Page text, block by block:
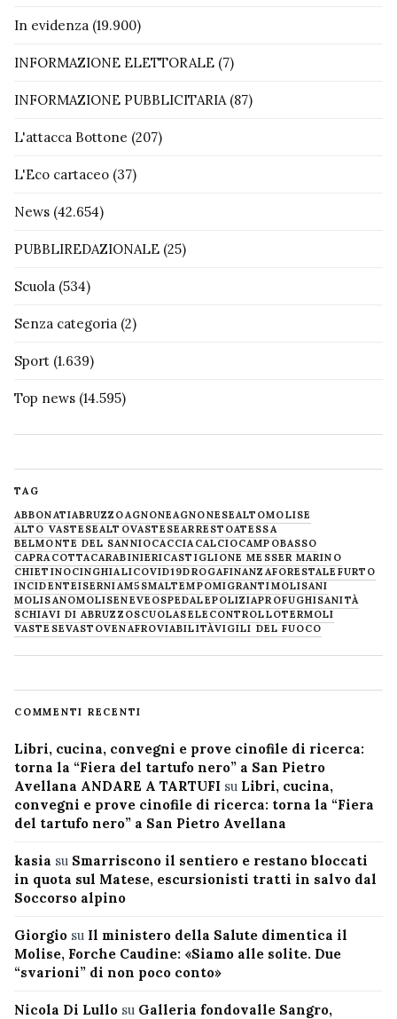
In evidenza (19.900)
INFORMAZIONE ELETTORALE (7)
INFORMAZIONE PUBBLICITARIA(87)
L'attacca Bottone (207)
L'Eco cartaceo (37)
News (42.654)
PUBBLIREDAZIONALE (25)
Scuola (534)
Senza categoria (2)
Sport (1.639)
Top news (14.595)
TAG
ABBONATIABRUZZOAGNONEAGNONESEALTOMOLISE
ALTO VASTESEALTOVASTESEARRESTOATESSA
BELMONTE DEL SANNIOCACCIACALCIOCAMPOBASSO
CAPRACOTTACARABINIERICASTIGLIONE MESSER MARINO
CHIETINOCINGHIALICOVID19DROGAFINANZAFORESTALE FURTO
INCIDENTEISERNIAM5SMALTEMPOMIGRANTIMOLISANI
MOLISANOMOLISENEVE OSPEDALEPOLIZIAPROFUGHISANITÀ
SCHIAVI DI ABRUZZOSCUOLASELECONTROLLOTERMOLI
VASTESEVASTOVENAFROVIABILITÀVIGILI DEL FUOCO
COMMENTI RECENTI
Libri, cucina, convegni e prove cinofile di ricerca:
torna la “Fiera del tartufo nero” a San Pietro
Avellana ANDARE A TARTUFI su Libri, cucina,
convegni e prove cinofile di ricerca: torna la “Fiera
del tartufo nero” a San Pietro Avellana
kasia su Smarriscono il sentiero e restano bloccati
in quota sul Matese, escursionisti tratti in salvo dal
Soccorso alpino
Giorgio su Il ministero della Salute dimentica il
Molise, Forche Caudine: «Siamo alle solite. Due
“svarioni” di non poco conto»
Nicola Di Lullo su Galleria fondovalle Sangro,